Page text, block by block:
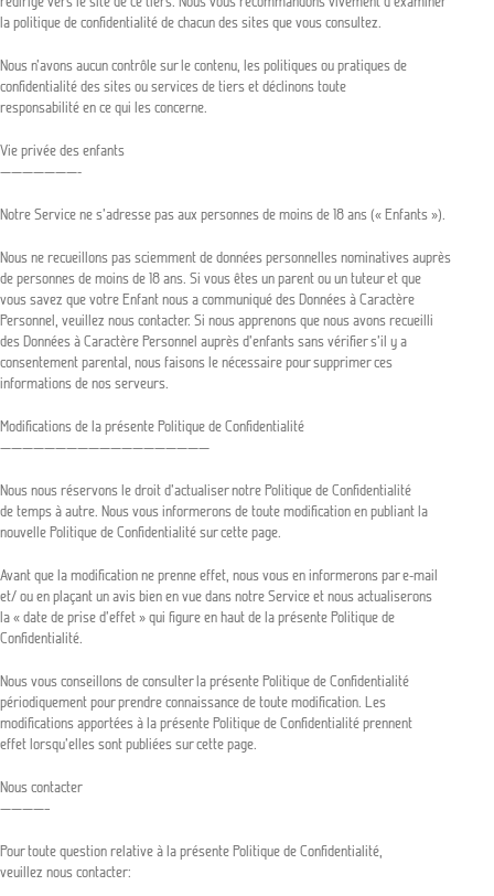
la politique de confidentialité de chacun des sites que vous consultez.
Nous n’avons aucun contrôle sur le contenu, les politiques ou pratiques de
confidentialité des sites ou services de tiers et déclinons toute
responsabilité en ce qui les concerne.
Vie privée des enfants
———————-
Notre Service ne s’adresse pas aux personnes de moins de 18 ans (« Enfants »).
Nous ne recueillons pas sciemment de données personnelles nominatives auprès
de personnes de moins de 18 ans. Si vous êtes un parent ou un tuteur et que
vous savez que votre Enfant nous a communiqué des Données à Caractère
Personnel, veuillez nous contacter. Si nous apprenons que nous avons recueilli
des Données à Caractère Personnel auprès d’enfants sans vérifier s’il y a
consentement parental, nous faisons le nécessaire pour supprimer ces
informations de nos serveurs.
Modifications de la présente Politique de Confidentialité
———————————————————
Nous nous réservons le droit d’actualiser notre Politique de Confidentialité
de temps à autre. Nous vous informerons de toute modification en publiant la
nouvelle Politique de Confidentialité sur cette page.
Avant que la modification ne prenne effet, nous vous en informerons par e-mail
et/ ou en plaçant un avis bien en vue dans notre Service et nous actualiserons
la « date de prise d’effet » qui figure en haut de la présente Politique de
Confidentialité.
Nous vous conseillons de consulter la présente Politique de Confidentialité
périodiquement pour prendre connaissance de toute modification. Les
modifications apportées à la présente Politique de Confidentialité prennent
effet lorsqu’elles sont publiées sur cette page.
Nous contacter
————–
Pour toute question relative à la présente Politique de Confidentialité,
veuillez nous contacter: